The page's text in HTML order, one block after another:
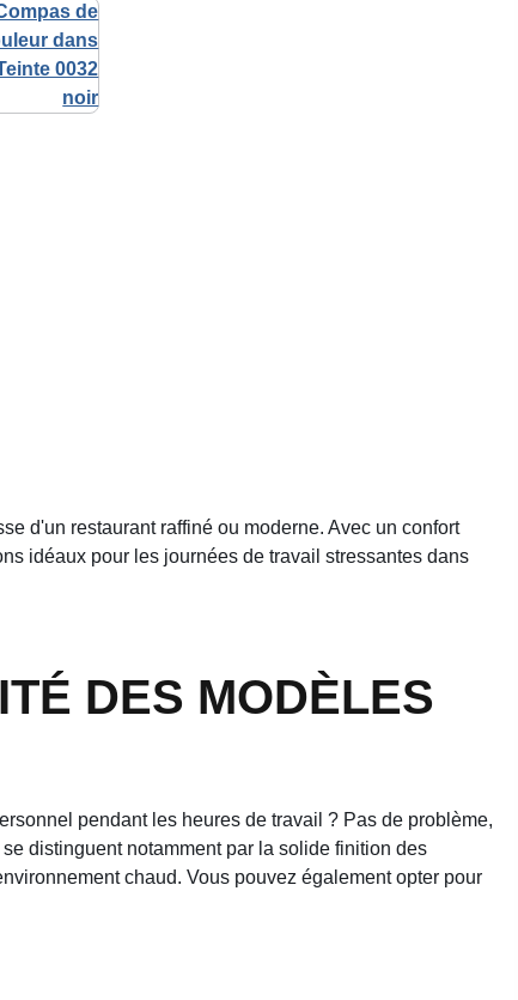
d'un restaurant raffiné ou moderne. Avec un confort
idéaux pour les journées de travail stressantes dans
DES MODÈLES
pendant les heures de travail ? Pas de problème,
distinguent notamment par la solide finition des
chaud. Vous pouvez également opter pour